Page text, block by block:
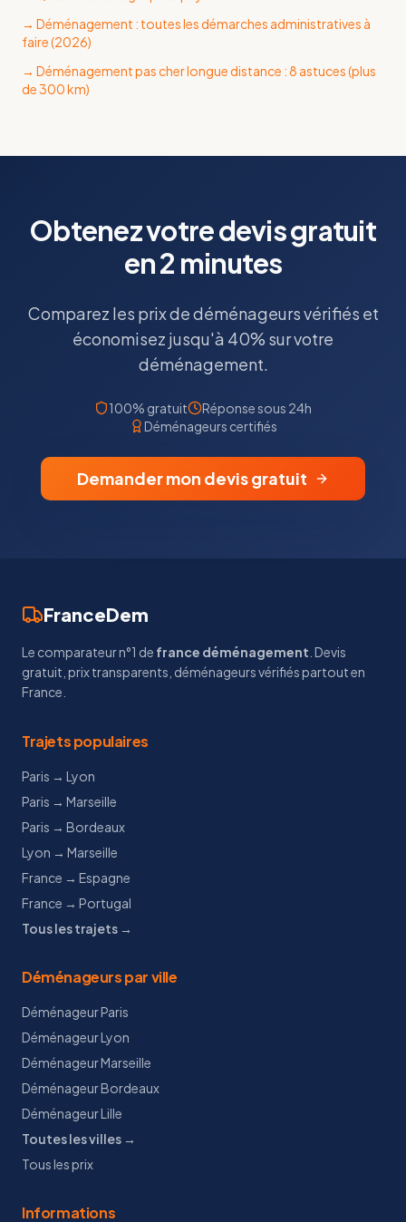
→ Déménagement : toutes les démarches administratives à
faire (2026)
→ Déménagement pas cher longue distance : 8 astuces (plus
de 300 km)
Obtenez votre devis gratuit
en 2 minutes
Comparez les prix de déménageurs vérifiés et
économisez jusqu'à 40% sur votre
déménagement.
100% gratuit
Réponse sous 24h
Déménageurs certifiés
Demander mon devis gratuit
FranceDem
Le comparateur n°1 de france déménagement . Devis
gratuit, prix transparents, déménageurs vérifiés partout en
France.
Trajets populaires
Paris → Lyon
Paris → Marseille
Paris → Bordeaux
Lyon → Marseille
France → Espagne
France → Portugal
Tous les trajets →
Déménageurs par ville
Déménageur Paris
Déménageur Lyon
Déménageur Marseille
Déménageur Bordeaux
Déménageur Lille
Toutes les villes →
Tous les prix
Informations